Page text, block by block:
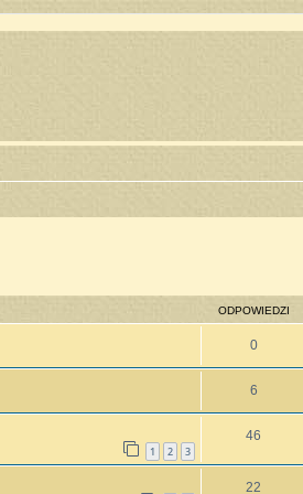
ODPOWIEDZI
0
6
1 2 3
46
22